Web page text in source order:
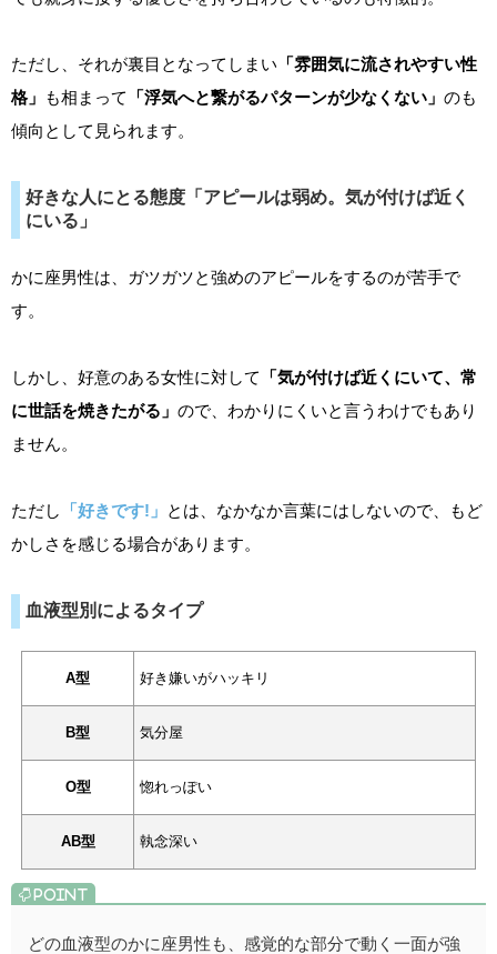
ただし、それが裏目となってしまい 「雰囲気に流されやすい性
格」 も相まって 「浮気へと繋がるパターンが少なくない」 のも
傾向として見られます。
好きな人にとる態度「アピールは弱め。気が付けば近く
にいる」
かに座男性は、ガツガツと強めのアピールをするのが苦手で
す。
しかし、好意のある女性に対して
「気が付けば近くにいて、常
に世話を焼きたがる」 ので、わかりにくいと言うわけでもあり
ません。
ただし 「好きです!」 とは、なかなか言葉にはしないので、もど
かしさを感じる場合があります。
血液型別によるタイプ
A型 好き嫌いがハッキリ
B型 気分屋
O型 惚れっぽい
AB型 執念深い
どの血液型のかに座男性も、感覚的な部分で動く一面が強